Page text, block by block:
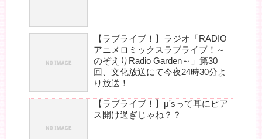
【ラブライブ！】ラジオ「RADIO
アニメロミックスラブライブ！～
のぞえりRadio Garden～」第30
回、文化放送にて今夜24時30分よ
り放送！
【ラブライブ！】μ'sって耳にピア
ス開け過ぎじゃね？？